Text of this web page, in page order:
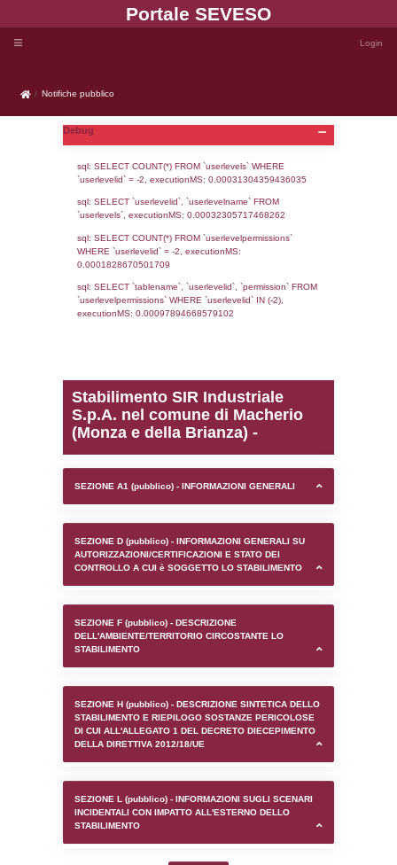
Portale
Notifiche pubblico
Notifiche pubblico
Debug
sql: SELECT COUNT(*) FROM `userlevels`
sql: SELECT `userlevelid`, `userlevelname`
0.0001828670501709
sql: SELECT `tablename`, `userlevelid`,
executionMS: 0.00097894668579102
Stabilimento SIR
S.p.A. nel comune di
(Monza e della Brianza) -
SEZIONE A1 (pubblico) - INFORMAZIONI
SEZIONE D (pubblico) - INFORMAZIONI